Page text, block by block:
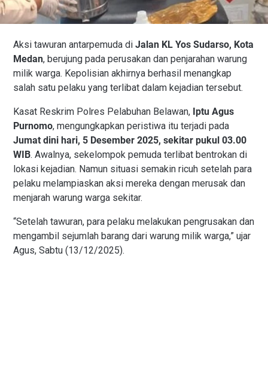
Aksi tawuran antarpemuda di Jalan KL Yos Sudarso, Kota
Medan, berujung pada perusakan dan penjarahan warung
milik warga. Kepolisian akhirnya berhasil menangkap
salah satu pelaku yang terlibat dalam kejadian tersebut.
Kasat Reskrim Polres Pelabuhan Belawan, Iptu Agus
Purnomo, mengungkapkan peristiwa itu terjadi pada
Jumat dini hari, 5 Desember 2025, sekitar pukul 03.00
WIB. Awalnya, sekelompok pemuda terlibat bentrokan di
lokasi kejadian. Namun situasi semakin ricuh setelah para
pelaku melampiaskan aksi mereka dengan merusak dan
menjarah warung warga sekitar.
“Setelah tawuran, para pelaku melakukan pengrusakan dan
mengambil sejumlah barang dari warung milik warga,” ujar
Agus, Sabtu (13/12/2025).